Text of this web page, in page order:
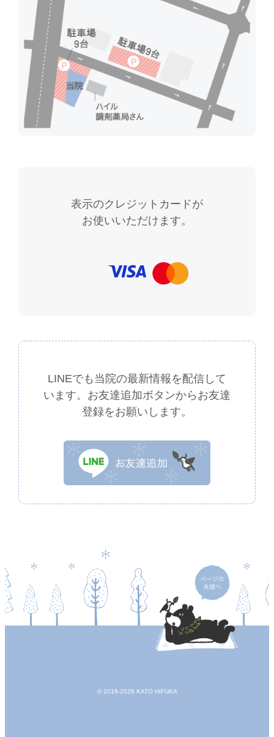
表示のクレジットカードが
お使いいただけます。
LINEでも当院の最新情報を配信して
います。 お友達追加ボタンからお友達
登録をお願いします。
© 2016-2026 KATO HIFUKA